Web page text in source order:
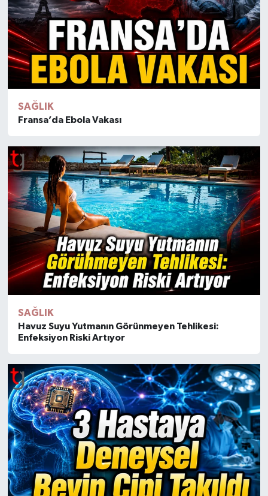
SAĞLIK
Fransa’da Ebola Vakası
SAĞLIK
Havuz Suyu Yutmanın Görünmeyen Tehlikesi:
Enfeksiyon Riski Artıyor